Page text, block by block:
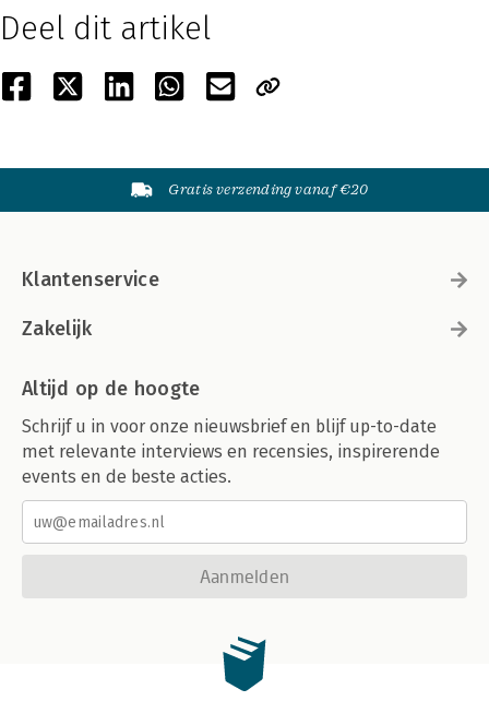
Deel dit artikel
Gratis verzending vanaf €20
Klantenservice
Zakelijk
Altijd op de hoogte
Schrijf u in voor onze nieuwsbrief en blijf up-to-date
met relevante interviews en recensies, inspirerende
events en de beste acties.
Aanmelden